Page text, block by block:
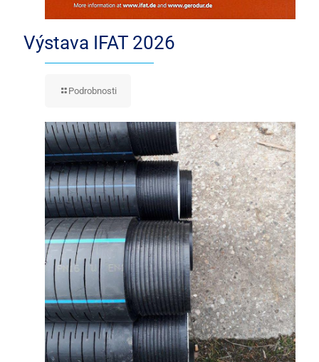
Výstava IFAT 2026
Podrobnosti